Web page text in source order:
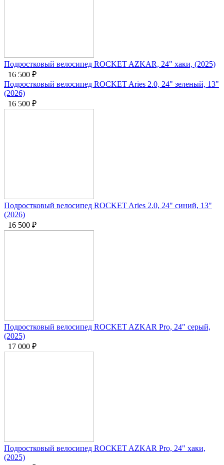
Подростковый велосипед ROCKET AZKAR, 24" хаки, (2025)
16 500 ₽
Подростковый велосипед ROCKET Aries 2.0, 24" зеленый, 13"
(2026)
16 500 ₽
Подростковый велосипед ROCKET Aries 2.0, 24" синий, 13"
(2026)
16 500 ₽
Подростковый велосипед ROCKET AZKAR Pro, 24" серый,
(2025)
17 000 ₽
Подростковый велосипед ROCKET AZKAR Pro, 24" хаки,
(2025)